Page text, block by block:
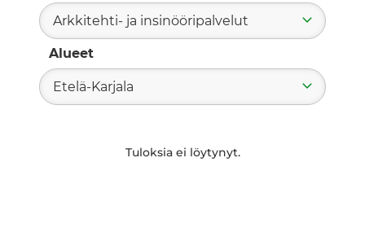
Arkkitehti- ja insinööripalvelut
Alueet
Etelä-Karjala
Tuloksia ei löytynyt.